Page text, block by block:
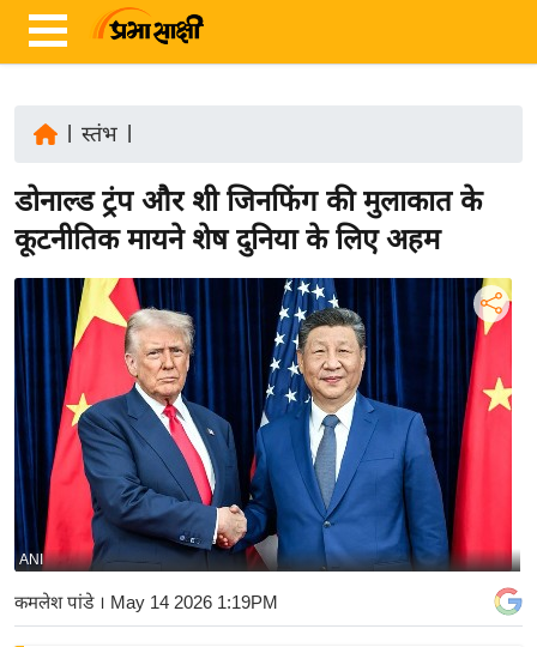
ज़ा
ख
ब
र
य
अं
त
र्रा
ष्ट्री
य
बि
ज़
स्तंभ
डोनाल्ड ट्रंप और शी जिनफिंग की मुलाकात के
कूटनीतिक मायने शेष दुनिया के लिए अहम
ANI
कमलेश पांडे। May 14 2026 1:19PM